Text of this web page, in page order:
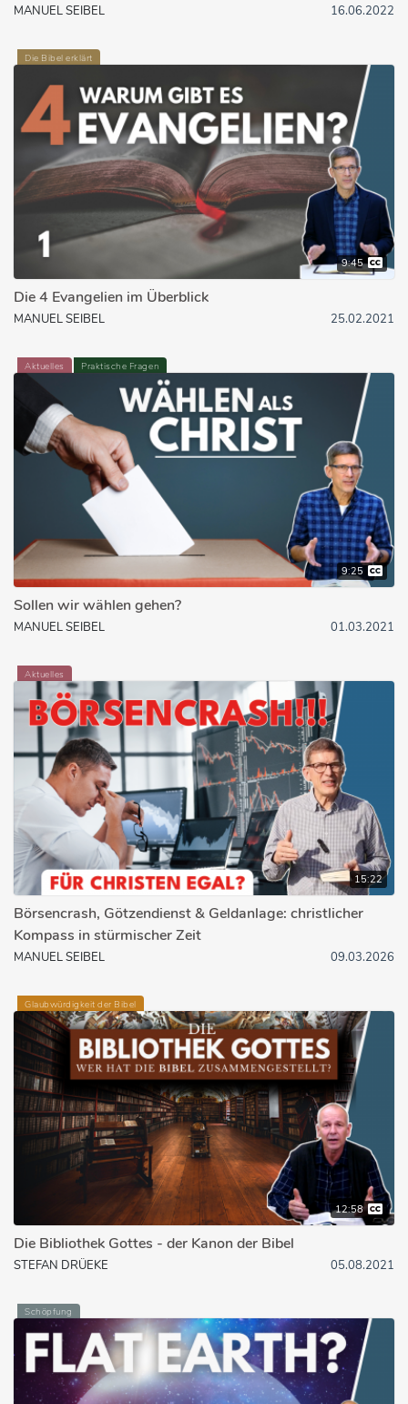
MANUEL SEIBEL 16.06.2022
Die Bibel erklärt
9:45
Die 4 Evangelien im Überblick
MANUEL SEIBEL 25.02.2021
Aktuelles Praktische Fragen
9:25
Sollen wir wählen gehen?
MANUEL SEIBEL 01.03.2021
Aktuelles
15:22
Börsencrash, Götzendienst & Geldanlage: christlicher
Kompass in stürmischer Zeit
MANUEL SEIBEL 09.03.2026
Glaubwürdigkeit der Bibel
12:58
Die Bibliothek Gottes - der Kanon der Bibel
STEFAN DRÜEKE 05.08.2021
Schöpfung